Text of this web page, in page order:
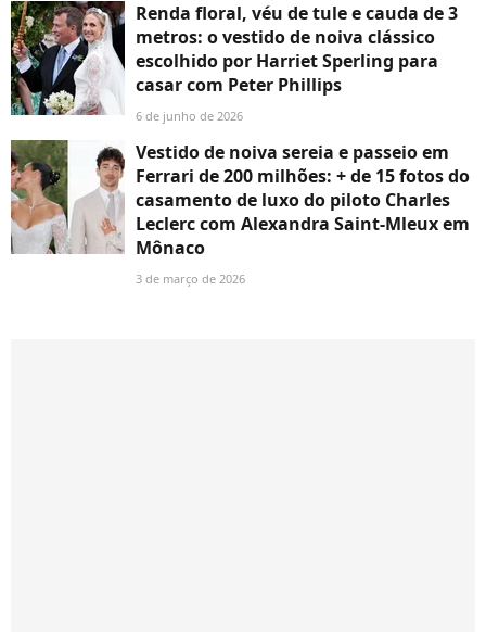
Renda floral, véu de tule e cauda de 3
metros: o vestido de noiva clássico
escolhido por Harriet Sperling para
casar com Peter Phillips
6 de junho de 2026
Vestido de noiva sereia e passeio em
Ferrari de 200 milhões: + de 15 fotos do
casamento de luxo do piloto Charles
Leclerc com Alexandra Saint-Mleux em
Mônaco
3 de março de 2026